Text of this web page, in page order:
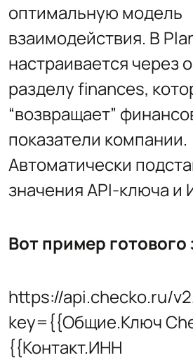
оптимальную модель
взаимодействия. В
настраивается через
разделу finances,
“возвращает”
показатели компании.
Автоматически
значения API-ключа и
Вот пример готового
https://api.checko.ru/
key={{Общие.Ключ
{{Контакт.ИНН